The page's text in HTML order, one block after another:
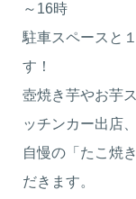
～16時
駐車スペースと
す！
壺焼き芋やお芋
ッチンカー出店
自慢の「たこ焼
だきます。